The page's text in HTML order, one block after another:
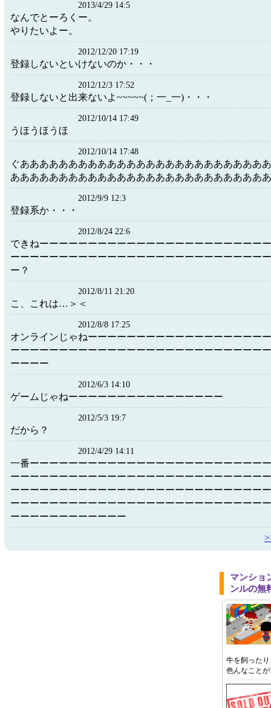
2013/4/29 14:5
なんでとーろくー。
やりたいよー。
2012/12/20 17:19
登録しないといけないのか・・・
2012/12/3 17:52
登録しないと出来ないよ~~~~~(；一_一)・・・
2012/10/14 17:49
うほうほうほ
2012/10/14 17:48
ぐあああああああああああああああああああああああああ
ああああああああああああああああああああああああああ
2012/9/9 12:3
登録系か・・・
2012/8/24 22:6
できねーーーーーーーーーーーーーーーーーーーーーーー
ーーーーーーーーーーーーーーーーーーーーーーーーーー
ー？
2012/8/11 21:20
こ、これは…＞＜
2012/8/8 17:25
オンラインじゃねーーーーーーーーーーーーーーーーーー
ーーーーーーーーーーーーーーーーーーーーーーーーーー
ーーーー
2012/6/3 14:10
ゲームじゃねーーーーーーーーーーーーーーーー
2012/5/3 19:7
だから？
2012/4/29 14:11
一番ーーーーーーーーーーーーーーーーーーーーーーーー
ーーーーーーーーーーーーーーーーーーーーーーーーーー
ーーーーーーーーーーーーーーーーーーーーーーーーーー
ーーーーーーーーーーーーーーーーーーーーーーーーーー
ーーーーーーーーーーーー
マンショ
ンルの無
牛を飼った
色んなこと